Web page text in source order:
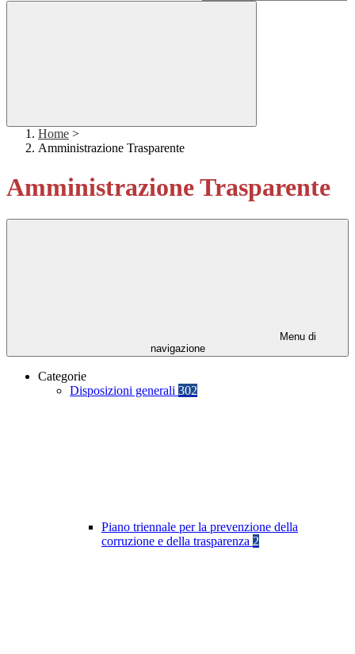
Home >
Amministrazione Trasparente
Amministrazione Trasparente
Menu di
navigazione
Categorie
Disposizioni generali 302
Piano triennale per la prevenzione della
corruzione e della trasparenza 2